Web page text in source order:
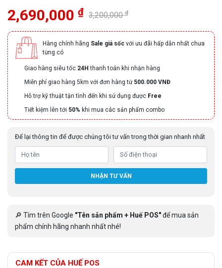
2,690,000 ₫ 3,200,000₫
Hàng chính hãng Sale giá sốc với ưu đãi hấp dẫn nhất chưa
từng có
Giao hàng siêu tốc 24H thanh toán khi nhận hàng
Miễn phí giao hàng 5km với đơn hàng từ 500.000 VNĐ
Hỗ trợ kỹ thuật tận tình đến khi sử dụng được Free
Tiết kiệm lên tới 50% khi mua các sản phẩm combo
Để lại thông tin để được chúng tôi tư vấn trong thời gian nhanh nhất
NHẬN TƯ VẤN
🔎 Tìm trên Google "Tên sản phẩm + Huế POS"để mua sản
phẩm chính hãng nhanh nhất nhé!
CAM KẾT CỦA HUẾ POS